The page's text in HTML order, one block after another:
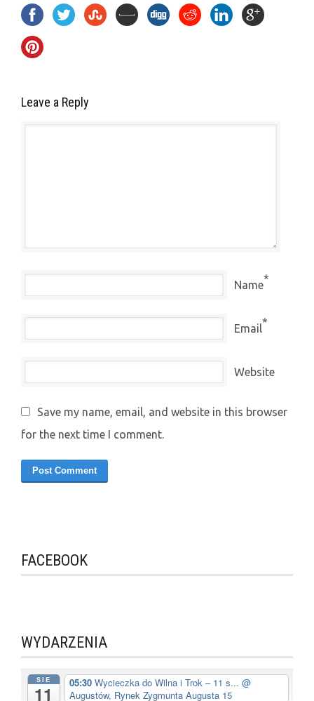
Leave a Reply
Name*
Email*
Website
Save my name, email, and website in this browser
for the next time I comment.
FACEBOOK
WYDARZENIA
SIE
11
05:30 Wycieczka do Wilna i Trok – 11 s... @
Augustów, Rynek Zygmunta Augusta 15